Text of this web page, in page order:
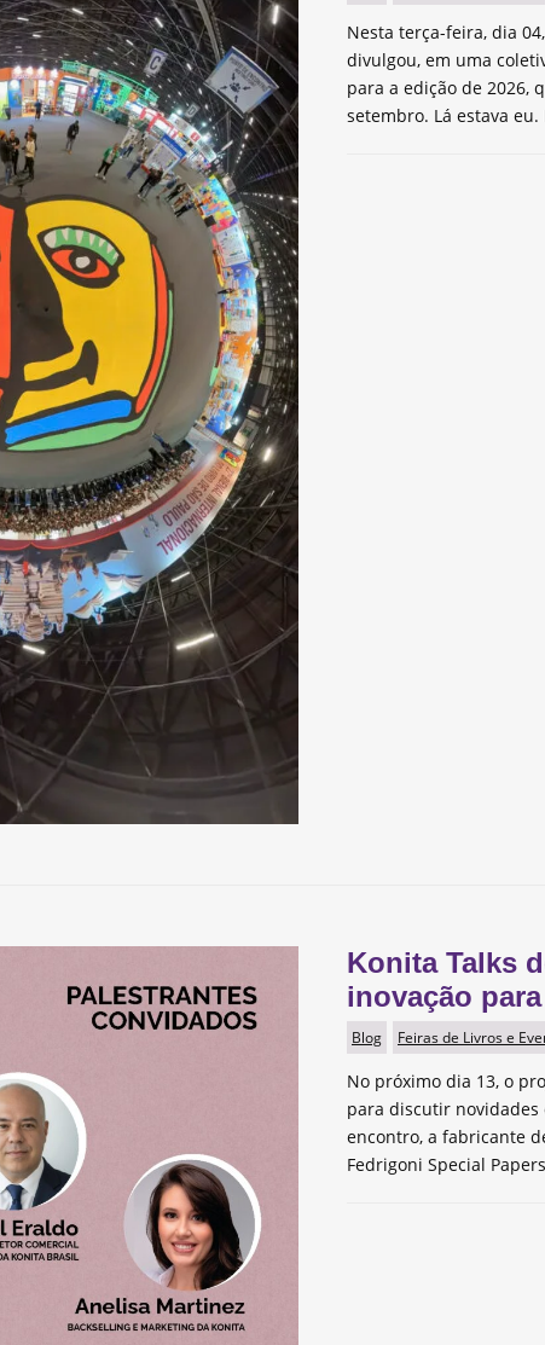
Nesta terça-feira, dia
divulgou, em uma
para a edição de 2026,
setembro. Lá estava
Konita Talks
inovação
Blog Feiras de Livros e
No próximo dia 13, o
para discutir novidades
encontro, a fabricante
Fedrigoni Special